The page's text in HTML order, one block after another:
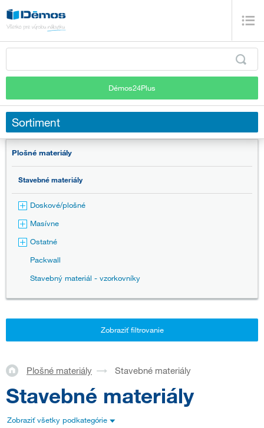
Démos24Plus
Sortiment
Plošné materiály
Stavebné materiály
Doskové/plošné
Masívne
Ostatné
Packwall
Stavebný materiál - vzorkovníky
Zobraziť filtrovanie
Plošné materiály Stavebné materiály
Stavebné materiály
Zobraziť všetky podkategórie